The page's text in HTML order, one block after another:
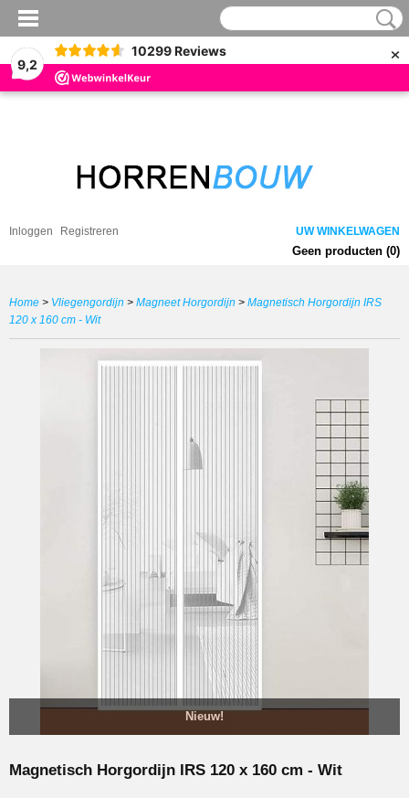
9,2
10299 Reviews ×
Inloggen Registreren UW WINKELWAGEN
Geen producten (0)
Home > Vliegengordijn > Magneet Horgordijn > Magnetisch Horgordijn IRS
120 x 160 cm - Wit
Nieuw!
Magnetisch Horgordijn IRS 120 x 160 cm - Wit